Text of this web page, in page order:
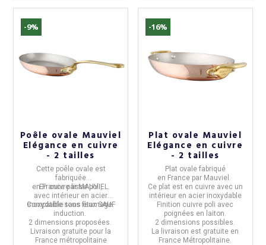
-9%
Poêle ovale Mauviel
Elégance en cuivre
- 2 tailles
Cettepoêle ovale est
fabriquée
enFranceparMAUVIEL
Encuivre lissepoli,
avec intérieur en acier
inoxydable sans étamage.
Compatible tous feux SAUF
induction.
2 dimensions proposées.
Livraison gratuite pour la
France métropolitaine
-16%
Plat ovale Mauviel
Elégance en cuivre
- 2 tailles
Plat ovale fabriqué
en France par Mauviel.
Ce plat est en cuivre avec un
intérieur en acier inoxydable
Finition cuivre poli avec
poignées en laiton.
2 dimensions possibles.
La livraison est gratuite en
France Métropolitaine.